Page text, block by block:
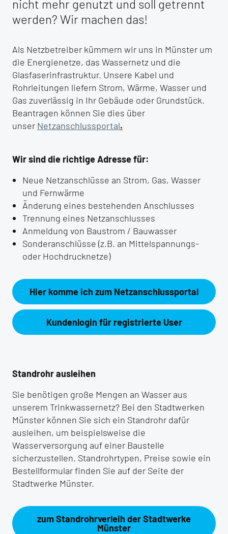
nicht mehr genutzt und soll getrennt
werden? Wir machen das!
Als Netzbetreiber kümmern wir uns in Münster um
die Energienetze, das Wassernetz und die
Glasfaserinfrastruktur. Unsere Kabel und
Rohrleitungen liefern Strom, Wärme, Wasser und
Gas zuverlässig in Ihr Gebäude oder Grundstück.
Beantragen können Sie dies über
unser Netzanschlussportal.
Wir sind die richtige Adresse für:
Neue Netzanschlüsse an Strom, Gas, Wasser
und Fernwärme
Änderung eines bestehenden Anschlusses
Trennung eines Netzanschlusses
Anmeldung von Baustrom / Bauwasser
Sonderanschlüsse (z.B. an Mittelspannungs-
oder Hochdrucknetze)
Hier komme ich zum Netzanschlussportal
Kundenlogin für registrierte User
Standrohr ausleihen
Sie benötigen große Mengen an Wasser aus
unserem Trinkwassernetz? Bei den Stadtwerken
Münster können Sie sich ein Standrohr dafür
ausleihen, um beispielsweise die
Wasserversorgung auf einer Baustelle
sicherzustellen. Standrohrtypen, Preise sowie ein
Bestellformular finden Sie auf der Seite der
Stadtwerke Münster.
zum Standrohrverleih der Stadtwerke
Münster